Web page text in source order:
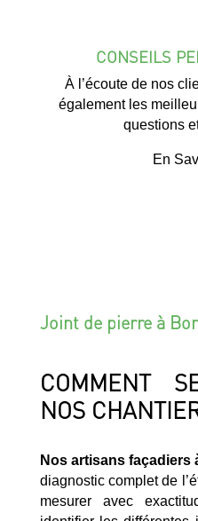
CONSEILS
À l’écoute de nos
également les
questions
En
Joint de pierre à
COMMENT
NOS
Nos artisans façadiers
diagnostic complet de
mesurer avec